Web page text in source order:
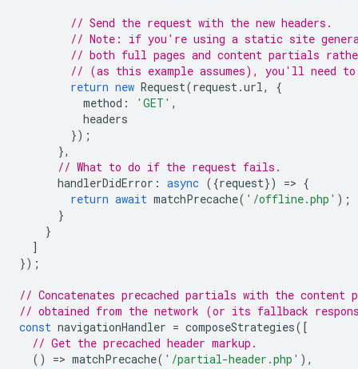
// Send the request with the new headers.
// Note: if you're using a static site
// both full pages and content partials
// (as this example assumes), you'll need to
return new Request(request.url,
{
method : 'GET' ,
headers
});
},
// What to do if the request fails.
handlerDidError : async ({request}) => {
return await matchPrecache( '/offline.php' );
}
}
]
});
// Concatenates precached partials with the content
// obtained from the network (or its fallback
const navigationHandler = composeStrategies([
// Get the precached header markup.
()
=> matchPrecache( '/partial-header.php' ),